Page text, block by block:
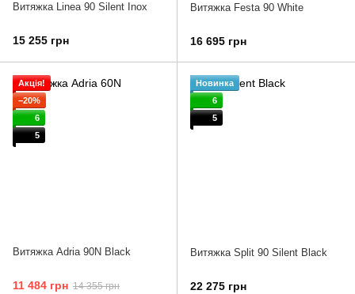
Витяжка Linea 90 Silent Inox
15 255 грн
Витяжка Festa 90 White
16 695 грн
Акція!
−20%
6
5
Витяжка Adria 90N Black
11 484 грн 14 355 грн
Новинка
6
5
Витяжка Split 90 Silent Black
22 275 грн